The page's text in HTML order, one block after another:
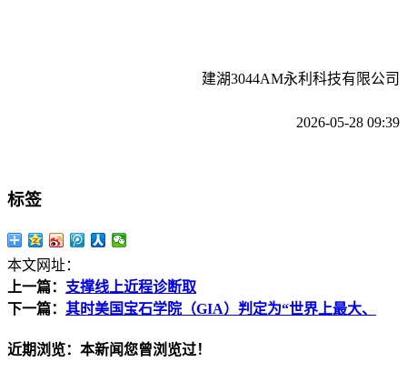
建湖3044AM永利科技有限公司
2026-05-28 09:39
标签
本文网址：
上一篇： 支撑线上近程诊断取
下一篇： 其时美国宝石学院（GIA）判定为“世界上最大、
近期浏览：本新闻您曾浏览过！